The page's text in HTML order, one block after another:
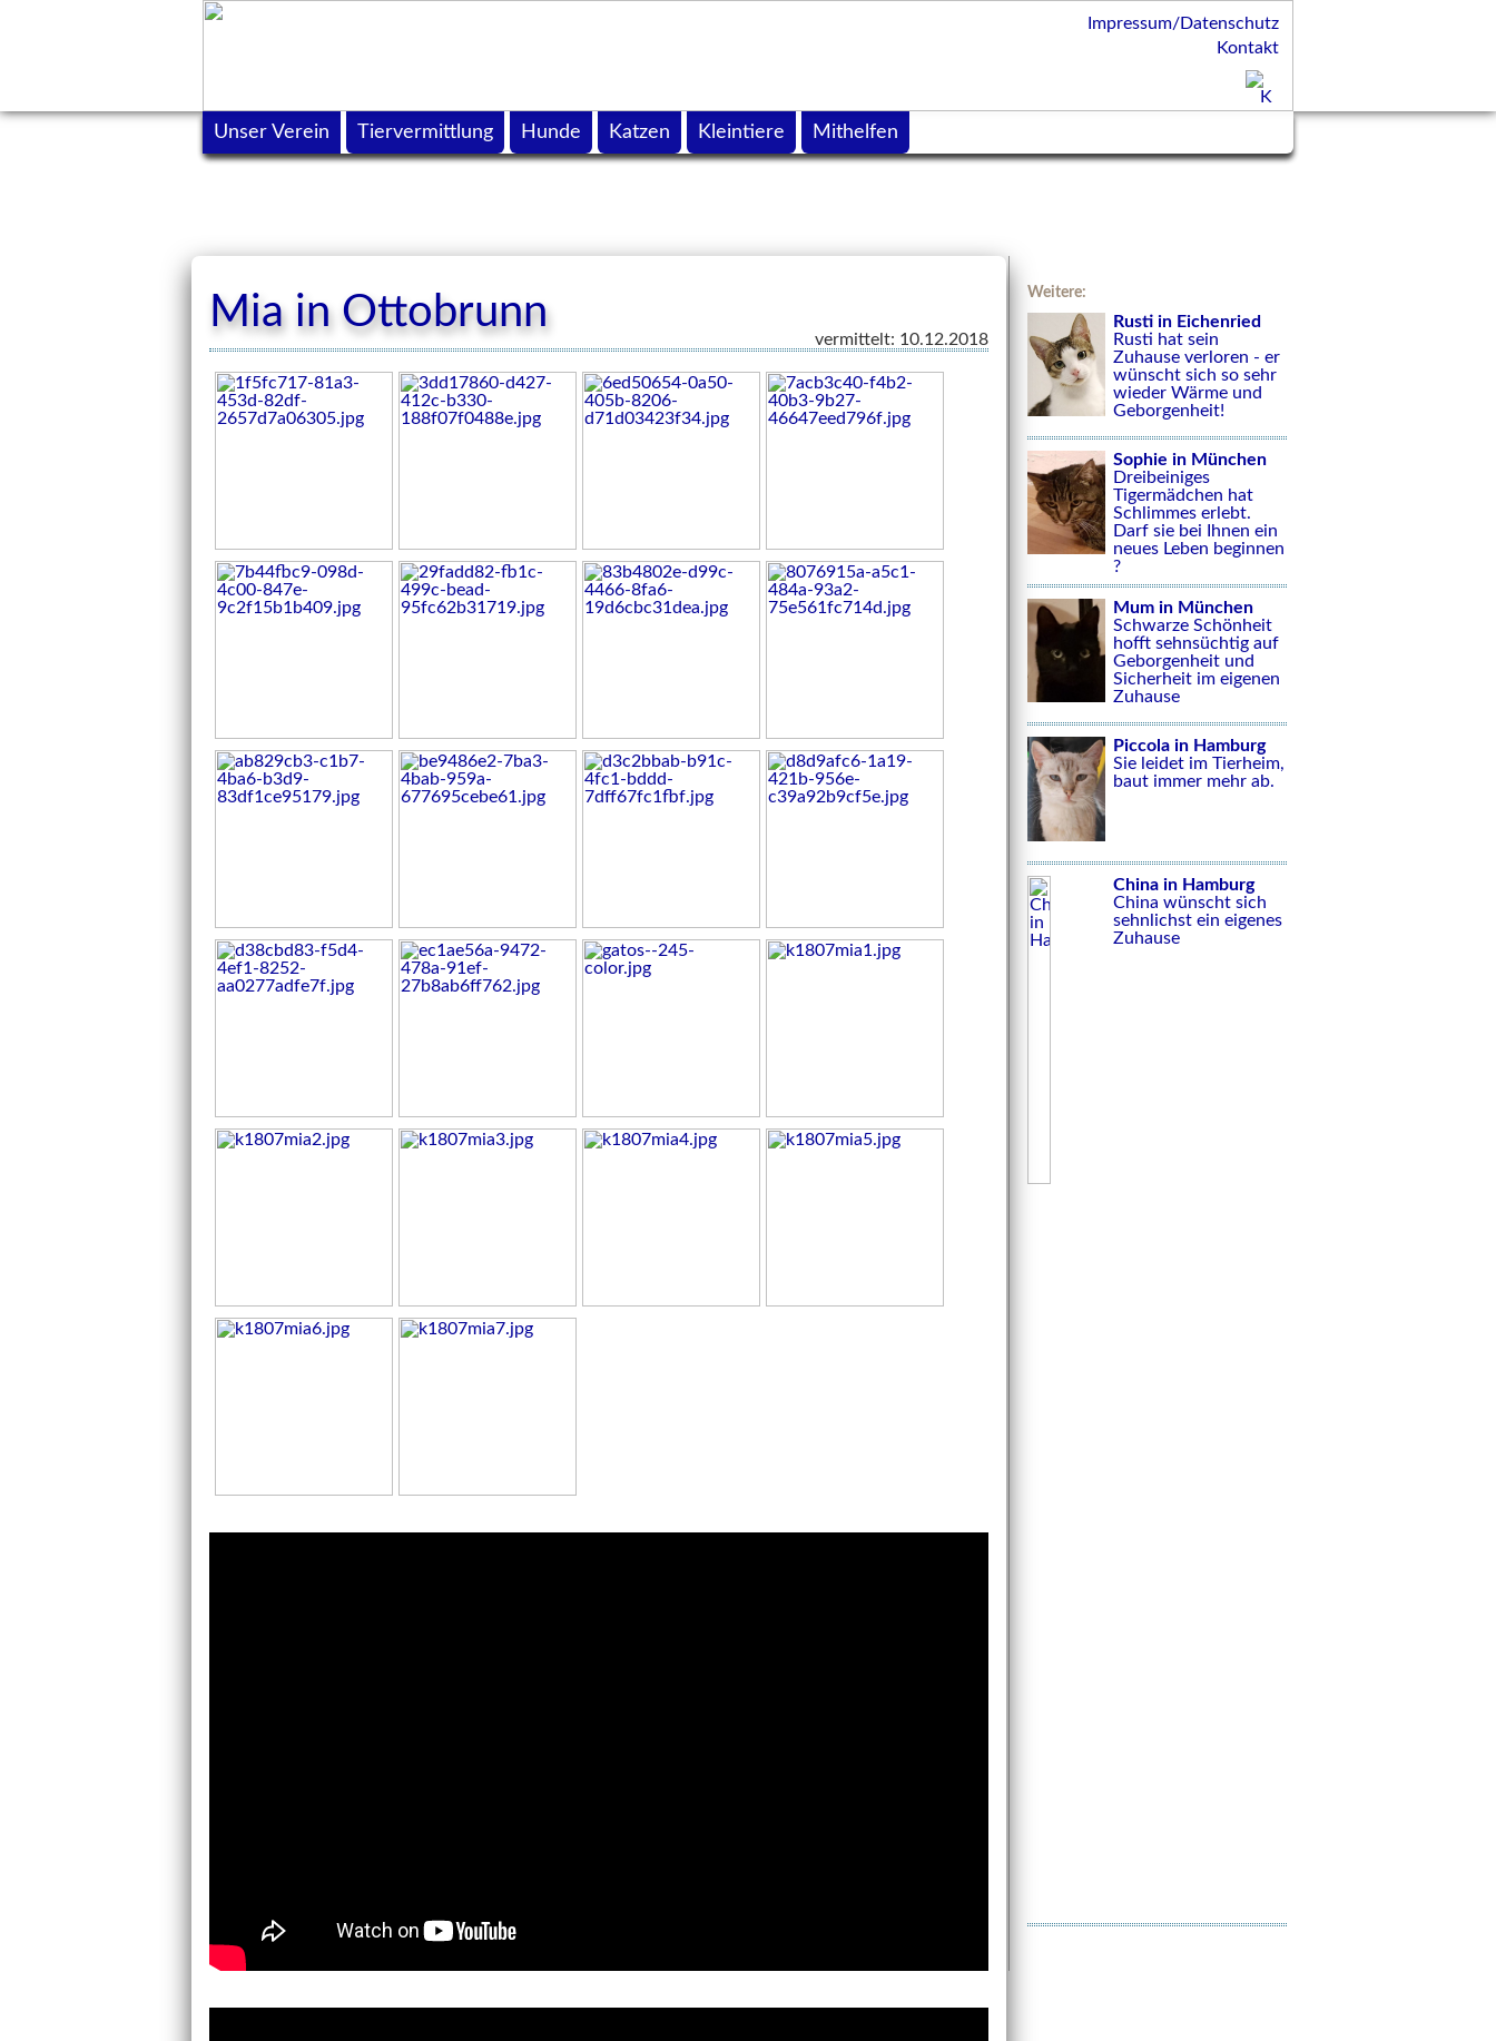
Weitere:
Rusti in Eichenried
Rusti hat sein
Zuhause verloren - er
wünscht sich so sehr
wieder Wärme und
Geborgenheit!
Sophie in München
Dreibeiniges
Tigermädchen hat
Schlimmes erlebt.
Darf sie bei Ihnen ein
neues Leben beginnen
?
Mum in München
Schwarze Schönheit
hofft sehnsüchtig auf
Geborgenheit und
Sicherheit im eigenen
Zuhause
Piccola in Hamburg
Sie leidet im Tierheim,
baut immer mehr ab.
China in Hamburg
China wünscht sich
sehnlichst ein eigenes
Zuhause
Mia in Ottobrunn
vermittelt: 10.12.2018
Impressum/Datenschutz
Kontakt
Unser Verein Tiervermittlung Hunde Katzen Kleintiere Mithelfen